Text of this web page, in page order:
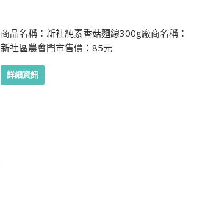
商品名稱：新社純素香菇麵線300g廠商名稱：
新社區農會門市售價：85元
詳細資訊